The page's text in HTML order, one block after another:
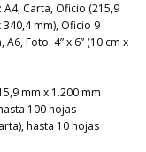
Carta, Oficio (215,9
mm), Oficio 9
Foto: 4” x 6” (10 cm x
mm x 1.200 mm
100 hojas
hasta 10 hojas